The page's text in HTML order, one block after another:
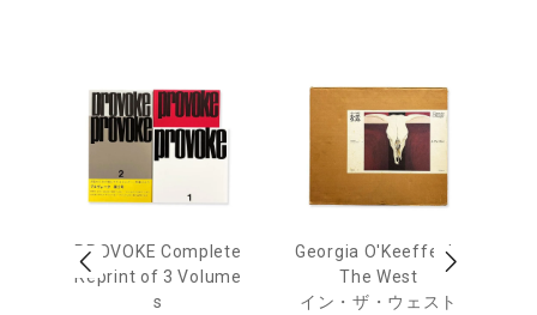
PROVOKE Complete
Reprint of 3 Volume
s
Georgia O'Keeffe: In
The West
イン・ザ・ウェスト